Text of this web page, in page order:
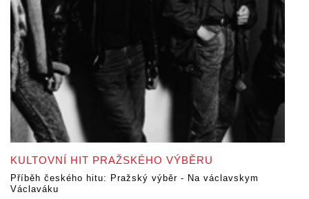
KULTOVNÍ HIT PRAŽSKÉHO VÝBĚRU
Příběh českého hitu: Pražský výběr - Na václavskym
Václaváku